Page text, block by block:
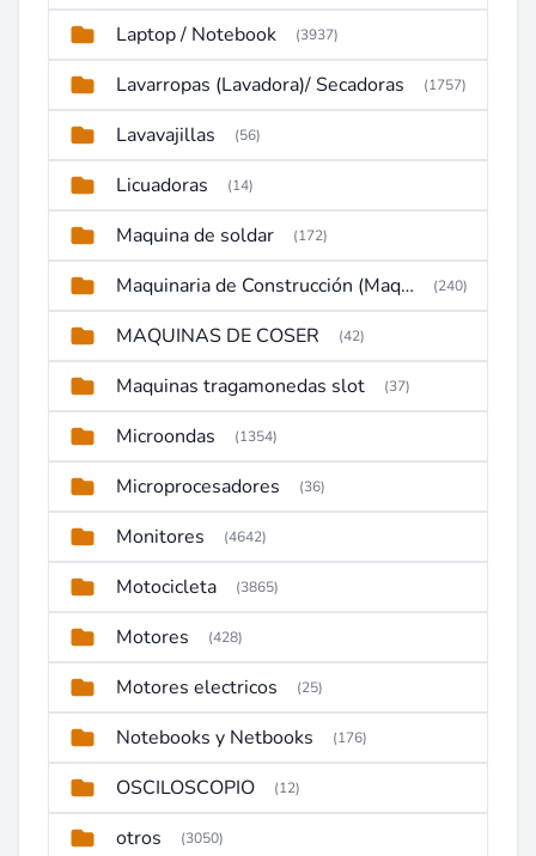
Laptop / Notebook (3937)
Lavarropas (Lavadora)/ Secadoras (1757)
Lavavajillas (56)
Licuadoras (14)
Maquina de soldar (172)
Maquinaria de Construcción (Maquinaria Pesada) (240)
MAQUINAS DE COSER (42)
Maquinas tragamonedas slot (37)
Microondas (1354)
Microprocesadores (36)
Monitores (4642)
Motocicleta (3865)
Motores (428)
Motores electricos (25)
Notebooks y Netbooks (176)
OSCILOSCOPIO (12)
otros (3050)